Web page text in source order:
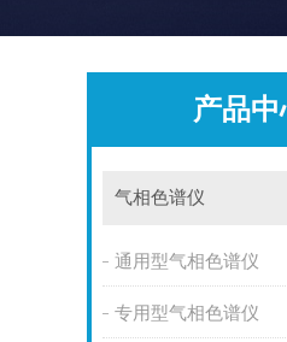
产品中
气相色谱仪
通用型气相色谱仪
专用型气相色谱仪